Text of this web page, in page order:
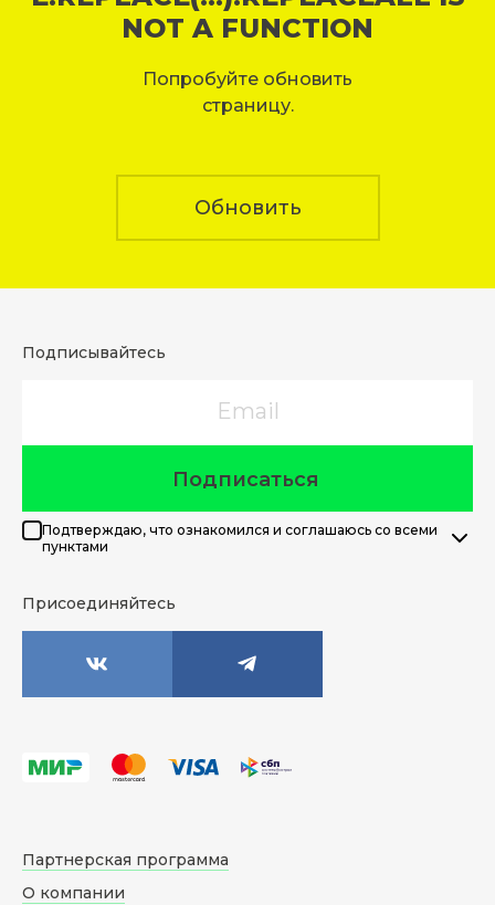
NOT A FUNCTION
Попробуйте обновить
страницу.
Обновить
Подписывайтесь
Подписаться
Подтверждаю, что ознакомился и соглашаюсь со всеми
пунктами
Присоединяйтесь
Партнерская программа
О компании